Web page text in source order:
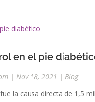
en el pie
|Nov 18, 2021 |Blog
la causa directa de 1,5